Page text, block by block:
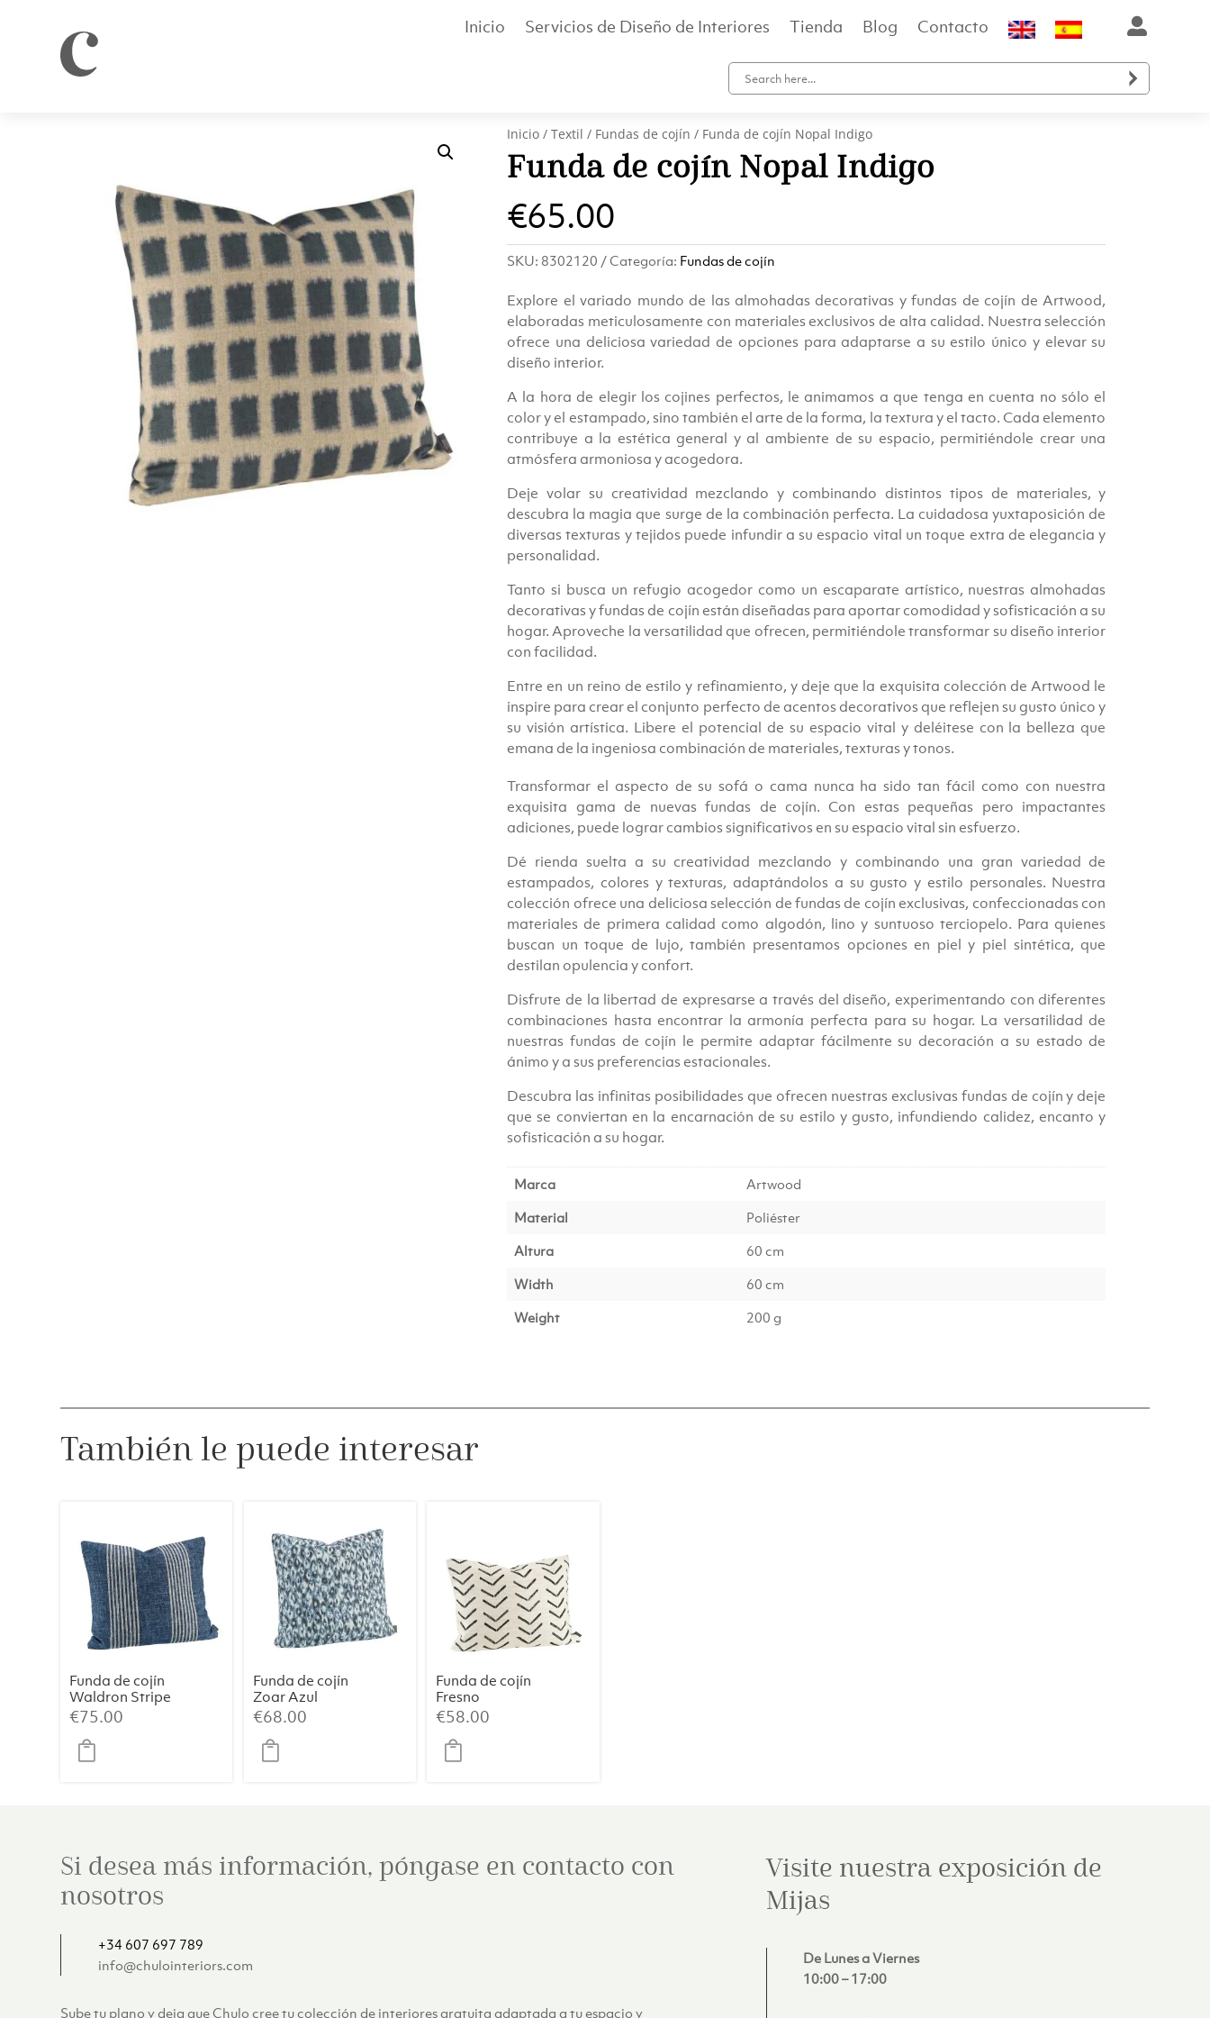

Inicio Servicios de Diseño de Interiores Tienda Blog Contacto
Inicio /Textil / Fundas de cojín / Funda de cojín Nopal Indigo
Funda de cojín Nopal Indigo
€65.00
SKU: 8302120 Categoría: Fundas de cojín
Explore el variado mundo de las almohadas decorativas y fundas de cojín de Artwood,
elaboradas meticulosamente con materiales exclusivos de alta calidad. Nuestra selección
ofrece una deliciosa variedad de opciones para adaptarse a su estilo único y elevar su
diseño interior.
A la hora de elegir los cojines perfectos, le animamos a que tenga en cuenta no sólo el
color y el estampado, sino también el arte de la forma, la textura y el tacto. Cada elemento
contribuye a la estética general y al ambiente de su espacio, permitiéndole crear una
atmósfera armoniosa y acogedora.
Deje volar su creatividad mezclando y combinando distintos tipos de materiales, y
descubra la magia que surge de la combinación perfecta. La cuidadosa yuxtaposición de
diversas texturas y tejidos puede infundir a su espacio vital un toque extra de elegancia y
personalidad.
Tanto si busca un refugio acogedor como un escaparate artístico, nuestras almohadas
decorativas y fundas de cojín están diseñadas para aportar comodidad y sofisticación a su
hogar. Aproveche la versatilidad que ofrecen, permitiéndole transformar su diseño interior
con facilidad.
Entre en un reino de estilo y refinamiento, y deje que la exquisita colección de Artwood le
inspire para crear el conjunto perfecto de acentos decorativos que reflejen su gusto único y
su visión artística. Libere el potencial de su espacio vital y deléitese con la belleza que
emana de la ingeniosa combinación de materiales, texturas y tonos.
Transformar el aspecto de su sofá o cama nunca ha sido tan fácil como con nuestra
exquisita gama de nuevas fundas de cojín. Con estas pequeñas pero impactantes
adiciones, puede lograr cambios significativos en su espacio vital sin esfuerzo.
Dé rienda suelta a su creatividad mezclando y combinando una gran variedad de
estampados, colores y texturas, adaptándolos a su gusto y estilo personales. Nuestra
colección ofrece una deliciosa selección de fundas de cojín exclusivas, confeccionadas con
materiales de primera calidad como algodón, lino y suntuoso terciopelo. Para quienes
buscan un toque de lujo, también presentamos opciones en piel y piel sintética, que
destilan opulencia y confort.
Disfrute de la libertad de expresarse a través del diseño, experimentando con diferentes
combinaciones hasta encontrar la armonía perfecta para su hogar. La versatilidad de
nuestras fundas de cojín le permite adaptar fácilmente su decoración a su estado de
ánimo y a sus preferencias estacionales.
Descubra las infinitas posibilidades que ofrecen nuestras exclusivas fundas de cojín y deje
que se conviertan en la encarnación de su estilo y gusto, infundiendo calidez, encanto y
sofisticación a su hogar.
Marca
Artwood
Material
Poliéster
Altura
60 cm
Width
60 cm
Weight
200 g
También le puede interesar
Funda de cojín
Waldron Stripe
Midnight
€75.00
Funda de cojín
Zoar Azul
€68.00
Funda de cojín
Fresno
€58.00
Si desea más información, póngase en contacto con
nosotros
+34 607 697 789
info@chulointeriors.com
Sube tu plano y deja que Chulo cree tu colección de interiores gratuita adaptada a tu espacio y
Visite nuestra exposición de
Mijas
De Lunes a Viernes
10:00 – 17:00